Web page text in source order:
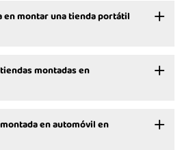
en montar una tienda portátil
montadas en
en automóvil en